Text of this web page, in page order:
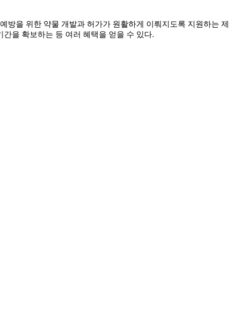
방을 위한 약물 개발과 허가가 원활하게 이뤄지도록 지원하는 제
을 확보하는 등 여러 혜택을 얻을 수 있다.